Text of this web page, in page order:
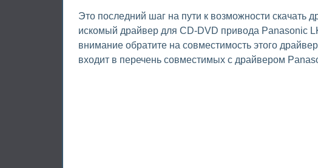
Это последний шаг на пути к возможности скачать
искомый драйвер для CD-DVD привода Panasonic
внимание обратите на совместимость этого
входит в перечень совместимых с драйвером